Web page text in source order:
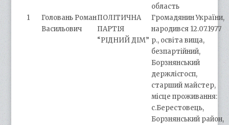
область
1
Головань Роман
Васильович
ПОЛІТИЧНА
ПАРТІЯ
“РІДНИЙ ДІМ”
Громадянин України,
народився 12.07.1977
р., освіта вища,
безпартійний,
Борзнянський
держлісгосп,
старший майстер,
місце проживання:
с.Берестовець,
Борзнянський район,